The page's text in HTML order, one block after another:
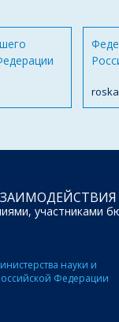
участниками
науки и
Федерации